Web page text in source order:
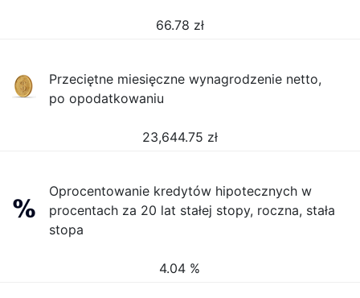
66.78 zł
Przeciętne miesięczne wynagrodzenie netto,
po opodatkowaniu
23,644.75 zł
Oprocentowanie kredytów hipotecznych w
procentach za 20 lat stałej stopy, roczna, stała
stopa
4.04 %